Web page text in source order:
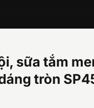
sữa tắm
tròn